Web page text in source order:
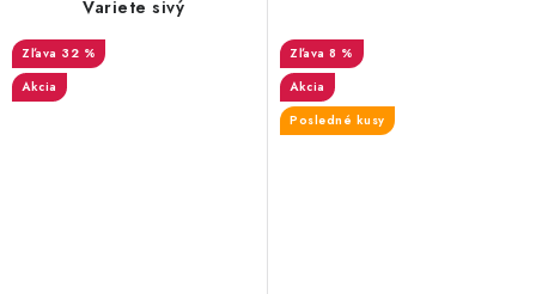
Variete sivý
32 %
Akcia
8 %
Akcia
Posledné kusy